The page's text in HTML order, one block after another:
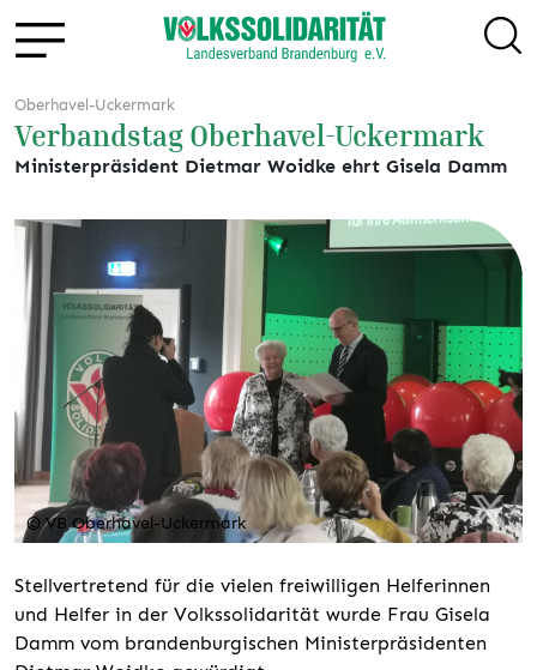
Oberhavel-Uckermark
Verbandstag Oberhavel-Uckermark
Ministerpräsident Dietmar Woidke ehrt Gisela Damm
© VB Oberhavel-Uckermark
Stellvertretend für die vielen freiwilligen Helferinnen
und Helfer in der Volkssolidarität wurde Frau Gisela
Damm vom brandenburgischen Ministerpräsidenten